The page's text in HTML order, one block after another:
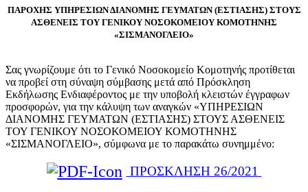
ΠΑΡΟΧΗΣ ΥΠΗΡΕΣΙΩΝ ΔΙΑΝΟΜΗΣ ΓΕΥΜΑΤΩΝ (ΕΣΤΙΑΣΗΣ) ΣΤΟΥΣ
ΑΣΘΕΝΕΙΣ ΤΟΥ ΓΕΝΙΚΟΥ ΝΟΣΟΚΟΜΕΙΟΥ ΚΟΜΟΤΗΝΗΣ
«ΣΙΣΜΑΝΟΓΛΕΙΟ»
Σας γνωρίζουμε ότι το Γενικό Νοσοκομείο Κομοτηνής προτίθεται
να προβεί στη σύναψη σύμβασης μετά από Πρόσκληση
Εκδήλωσης Ενδιαφέροντος με την υποβολή κλειστών έγγραφων
προσφορών, για την κάλυψη των αναγκών «ΥΠΗΡΕΣΙΩΝ
ΔΙΑΝΟΜΗΣ ΓΕΥΜΑΤΩΝ (ΕΣΤΙΑΣΗΣ) ΣΤΟΥΣ ΑΣΘΕΝΕΙΣ
ΤΟΥ ΓΕΝΙΚΟΥ ΝΟΣΟΚΟΜΕΙΟΥ ΚΟΜΟΤΗΝΗΣ
«ΣΙΣΜΑΝΟΓΛΕΙΟ», σύμφωνα με το παρακάτω συνημμένο:
ΠΡΟΣΚΛΗΣΗ 26/2021